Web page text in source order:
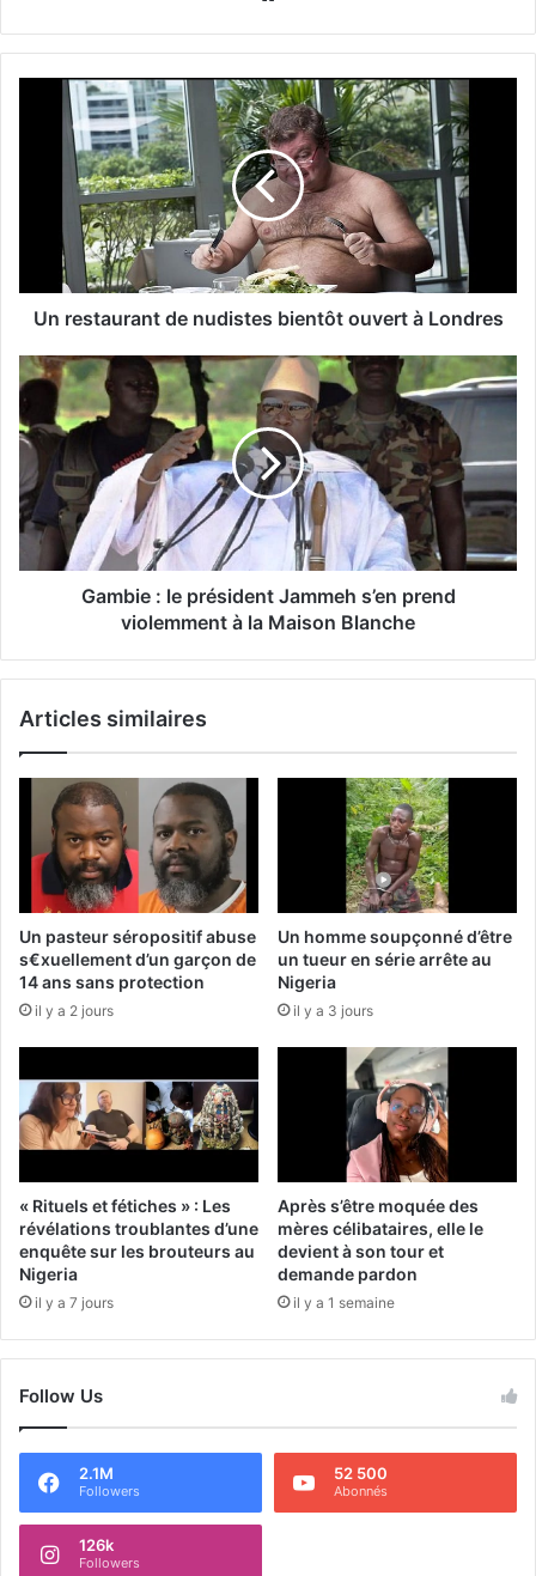
Un restaurant de nudistes bientôt ouvert à Londres
Gambie : le président Jammeh s’en prend
violemment à la Maison Blanche
Articles similaires
Un pasteur séropositif abuse
s€xuellement d’un garçon de
14 ans sans protection
il y a 2 jours
Un homme soupçonné d’être
un tueur en série arrête au
Nigeria
il y a 3 jours
« Rituels et fétiches » : Les
révélations troublantes d’une
enquête sur les brouteurs au
Nigeria
il y a 7 jours
Après s’être moquée des
mères célibataires, elle le
devient à son tour et
demande pardon
il y a 1 semaine
Follow Us
2.1M
Followers
52 500
Abonnés
126k
Followers